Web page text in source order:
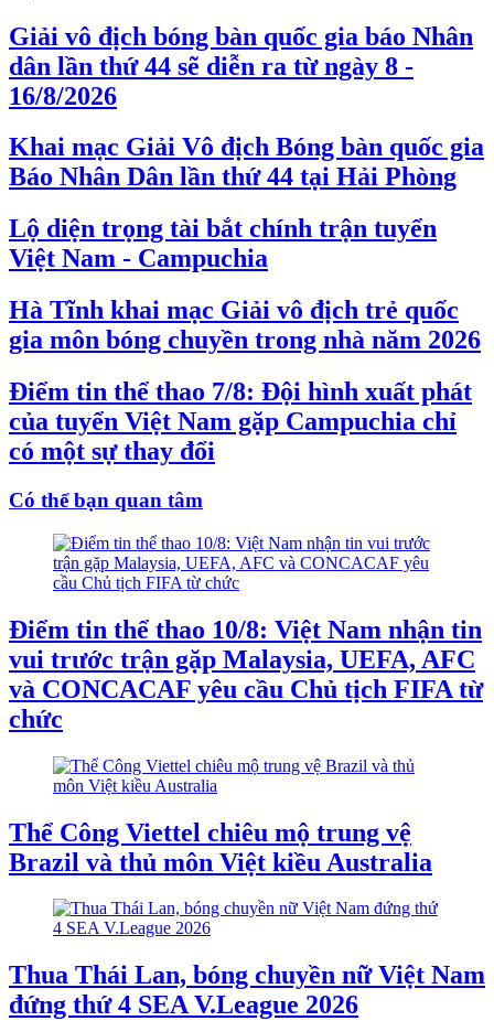
Giải vô địch bóng bàn quốc gia báo Nhân
dân lần thứ 44 sẽ diễn ra từ ngày 8 -
16/8/2026
Khai mạc Giải Vô địch Bóng bàn quốc gia
Báo Nhân Dân lần thứ 44 tại Hải Phòng
Lộ diện trọng tài bắt chính trận tuyển
Việt Nam - Campuchia
Hà Tĩnh khai mạc Giải vô địch trẻ quốc
gia môn bóng chuyền trong nhà năm 2026
Điểm tin thể thao 7/8: Đội hình xuất phát
của tuyển Việt Nam gặp Campuchia chỉ
có một sự thay đổi
Có thể bạn quan tâm
Điểm tin thể thao 10/8: Việt Nam nhận tin
vui trước trận gặp Malaysia, UEFA, AFC
và CONCACAF yêu cầu Chủ tịch FIFA từ
chức
Thể Công Viettel chiêu mộ trung vệ
Brazil và thủ môn Việt kiều Australia
Thua Thái Lan, bóng chuyền nữ Việt Nam
đứng thứ 4 SEA V.League 2026